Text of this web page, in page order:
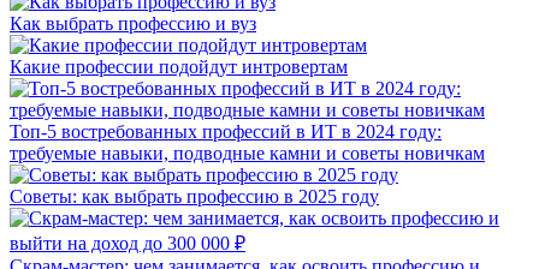
Как выбрать профессию и вуз
Какие профессии подойдут интровертам
Топ-5 востребованных профессий в ИТ в 2024 году:
требуемые навыки, подводные камни и советы новичкам
Советы: как выбрать профессию в 2025 году